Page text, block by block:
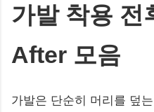
가발 착용
After 모음
가발은 단순히 머리를 덮